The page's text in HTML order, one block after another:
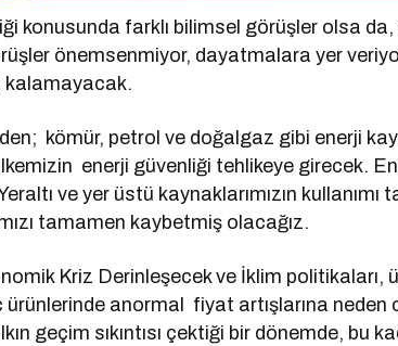
konusunda farklı bilimsel görüşler olsa da,
önemsenmiyor, dayatmalara yer
kalamayacak.
kömür, petrol ve doğalgaz gibi enerji
enerji güvenliği tehlikeye girecek.
ve yer üstü kaynaklarımızın
tamamen kaybetmiş olacağız.
Kriz Derinleşecek ve İklim politikaları,
anormal fiyat artışlarına
geçim sıkıntısı çektiği bir dönemde, bu